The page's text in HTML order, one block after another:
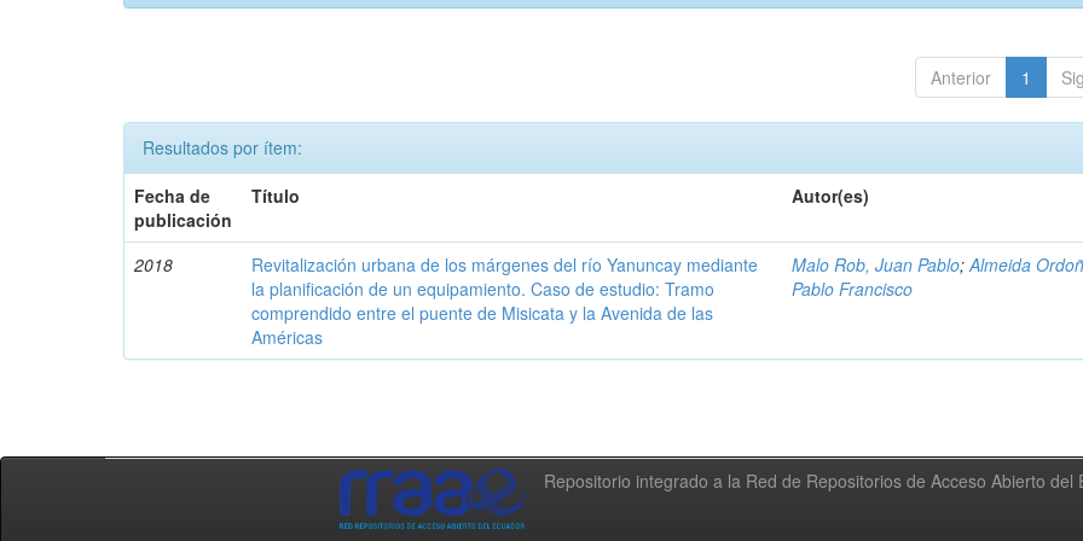
Anterior 1
Resultados por ítem:
Fecha de
publicación
Título Autor(es)
2018
Revitalización urbana de los márgenes del río Yanuncay mediante
la planificación de un equipamiento. Caso de estudio: Tramo
comprendido entre el puente de Misicata y la Avenida de las
Américas
Malo Rob, Juan Pablo;Almeida
Pablo Francisco
Repositorio integrado a la Red de Repositorios de Acceso Abierto del